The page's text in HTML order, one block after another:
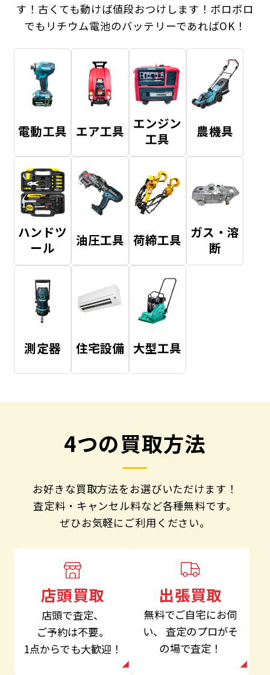
す！ 古くても動けば値段おつけします！ボロボロ
でもリチウム電池のバッテリーであればOK！
電動工具 エア工具 エンジン
工具
農機具
ハンドツ
ール
油圧工具 荷締工具
ガス・溶
断
測定器 住宅設備 大型工具
4つの買取方法
お好きな買取方法をお選びいただけます！
査定料・キャンセル料など各種無料です。
ぜひお気軽にご利用ください。
店頭買取
店頭で査定、
ご予約は不要。
1点からでも大歓迎！
出張買取
無料でご自宅にお伺
い、 査定のプロがそ
の場で査定！